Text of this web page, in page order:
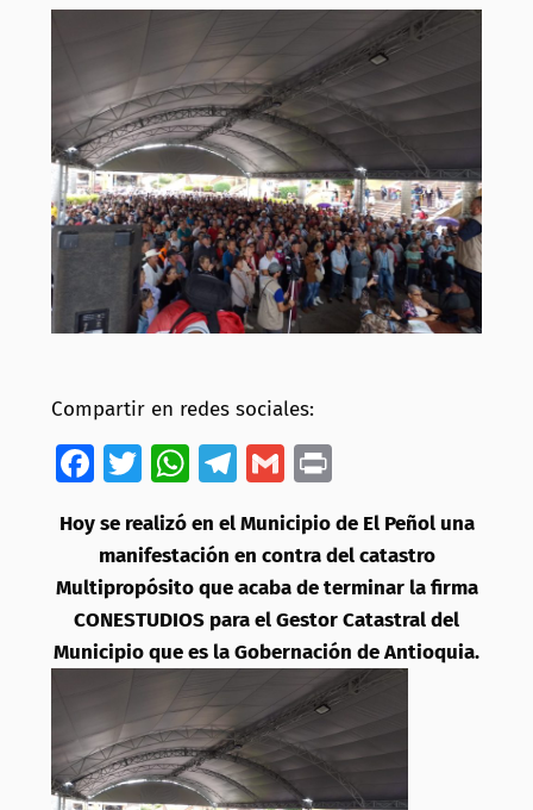
Compartir en redes sociales:
Facebook
Twitter
WhatsApp
Telegram
Gmail
Hoy se realizó en el Municipio de El Peñol una
manifestación en contra del catastro
Multipropósito que acaba de terminar la firma
CONESTUDIOS para el Gestor Catastral del
Municipio que es la Gobernación de Antioquia.